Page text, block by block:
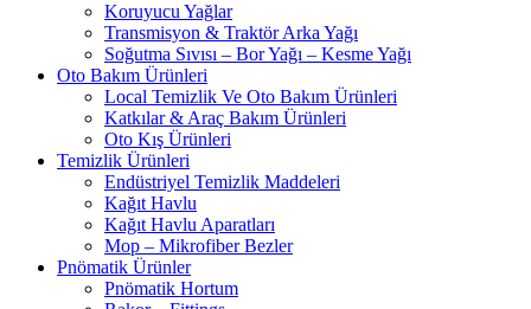
Koruyucu Yağlar
Transmisyon & Traktör Arka Yağı
Soğutma Sıvısı – Bor Yağı – Kesme Yağı
Oto Bakım Ürünleri
Local Temizlik Ve Oto Bakım Ürünleri
Katkılar & Araç Bakım Ürünleri
Oto Kış Ürünleri
Temizlik Ürünleri
Endüstriyel Temizlik Maddeleri
Kağıt Havlu
Kağıt Havlu Aparatları
Mop – Mikrofiber Bezler
Pnömatik Ürünler
Pnömatik Hortum